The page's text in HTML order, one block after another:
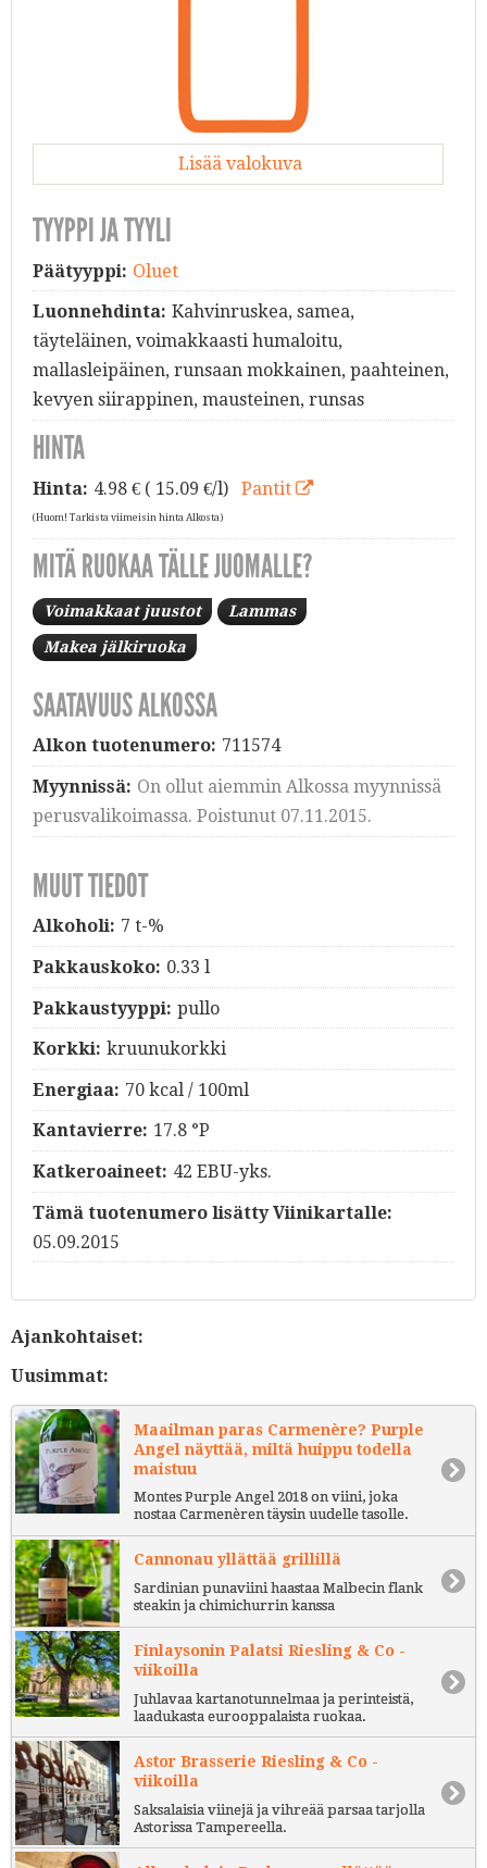
Lisää valokuva
TYYPPI JA TYYLI
Päätyyppi: Oluet
Luonnehdinta: Kahvinruskea, samea,
täyteläinen, voimakkaasti humaloitu,
mallasleipäinen, runsaan mokkainen, paahteinen,
kevyen siirappinen, mausteinen, runsas
HINTA
Hinta: 4.98€ ( 15.09 €/l) Pantit
(Huom! Tarkista viimeisin hinta Alkosta)
MITÄ RUOKAA TÄLLE JUOMALLE?
Voimakkaat juustot Lammas
Makea jälkiruoka
SAATAVUUS ALKOSSA
Alkon tuotenumero: 711574
Myynnissä: On ollut aiemmin Alkossa myynnissä
perusvalikoimassa. Poistunut 07.11.2015.
MUUT TIEDOT
Alkoholi: 7 t-%
Pakkauskoko: 0.33 l
Pakkaustyyppi: pullo
Korkki: kruunukorkki
Energiaa: 70 kcal / 100ml
Kantavierre: 17.8 °P
Katkeroaineet: 42 EBU-yks.
Tämä tuotenumero lisätty Viinikartalle:
05.09.2015
Ajankohtaiset:
Uusimmat:
Maailman paras Carmenère? Purple
Angel näyttää, miltä huippu todella
maistuu
Montes Purple Angel 2018 on viini, joka
nostaa Carmenèren täysin uudelle tasolle.
Cannonau yllättää grillillä
Sardinian punaviini haastaa Malbecin flank
steakin ja chimichurrin kanssa
Finlaysonin Palatsi Riesling & Co -
viikoilla
Juhlavaa kartanotunnelmaa ja perinteistä,
laadukasta eurooppalaista ruokaa.
Astor Brasserie Riesling & Co -
viikoilla
Saksalaisia viinejä ja vihreää parsaa tarjolla
Astorissa Tampereella.